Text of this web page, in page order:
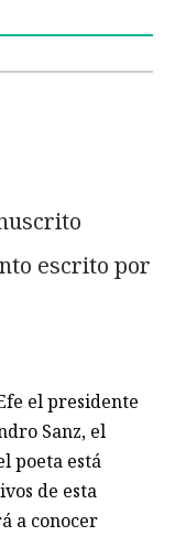
escrito por
el presidente
Sanz, el
poeta está
de esta
a conocer